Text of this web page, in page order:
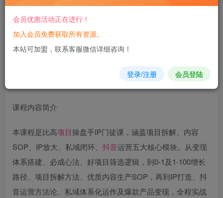
您当前未登录！建议登陆后购买，可保存购买订单
课程内容简介
本课程是比高项目操盘手IP门徒课，涵盖项目拆解、内容
SOP、IP放大、私域闭环、 抖音运营五大核心模块。从变现
体系搭建、必成心法、好项目筛选逻辑，到0-1及1-100增长
路径、项目拆解方法、优质内容生产SOP，再到IP打造、抖
音运营方法论、私域体系化运作及爆款产品变现，全程实战
会员优惠活动正在进行！
加入会员免费获取所有资源。
本站可加盟，联系客服微信详细咨询！
登录/注册 会员登陆